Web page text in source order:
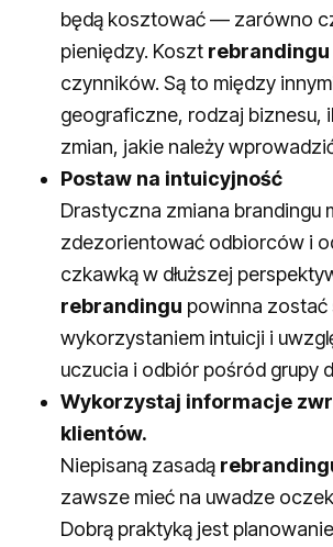
będą kosztować — zarówno
pieniędzy. Koszt rebrandingu
czynników. Są to między
geograficzne, rodzaj biznesu,
zmian, jakie należy
Postaw na intuicyjność
Drastyczna zmiana brandingu
zdezorientować odbiorców i
czkawką w dłuższej
rebrandingu powinna
wykorzystaniem intuicji i
uczucia i odbiór pośród grupy
Wykorzystaj informacje
klientów.
Niepisaną zasadą
zawsze mieć na uwadze
Dobrą praktyką jest